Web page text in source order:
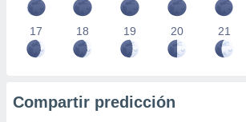
17 18 19 20 21
Compartir predicción